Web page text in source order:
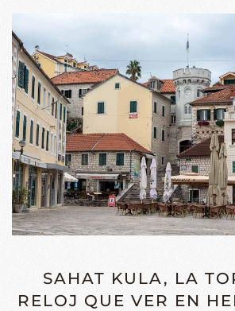
SAHAT KULA, LA
RELOJ QUE VER EN